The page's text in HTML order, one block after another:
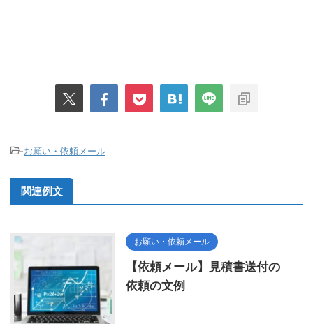
-お願い・依頼メール
関連例文
お願い・依頼メール
【依頼メール】見積書送付の
依頼の文例